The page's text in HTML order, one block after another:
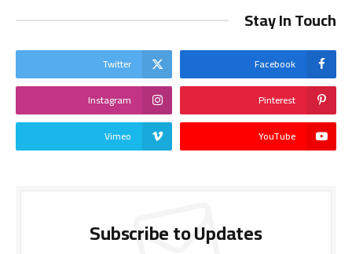
Stay In Touch
Facebook
Twitter
Pinterest
Instagram
YouTube
Vimeo
Subscribe to Updates